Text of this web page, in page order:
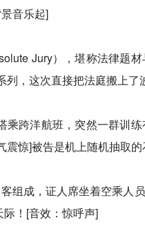
音乐起]
Jury），堪称法律题
列，这次直接把法庭搬上
乘跨洋航班，突然一群
惊]被告是机上随机抽取
成，证人席坐着空乘人
！[音效：惊呼声]